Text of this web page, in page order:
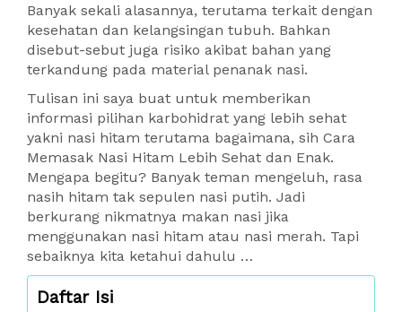
Banyak sekali alasannya, terutama terkait dengan
kesehatan dan kelangsingan tubuh. Bahkan
disebut-sebut juga risiko akibat bahan yang
terkandung pada material penanak nasi.
Tulisan ini saya buat untuk memberikan
informasi pilihan karbohidrat yang lebih sehat
yakni nasi hitam terutama bagaimana, sih Cara
Memasak Nasi Hitam Lebih Sehat dan Enak.
Mengapa begitu? Banyak teman mengeluh, rasa
nasih hitam tak sepulen nasi putih. Jadi
berkurang nikmatnya makan nasi jika
menggunakan nasi hitam atau nasi merah. Tapi
sebaiknya kita ketahui dahulu …
Daftar Isi